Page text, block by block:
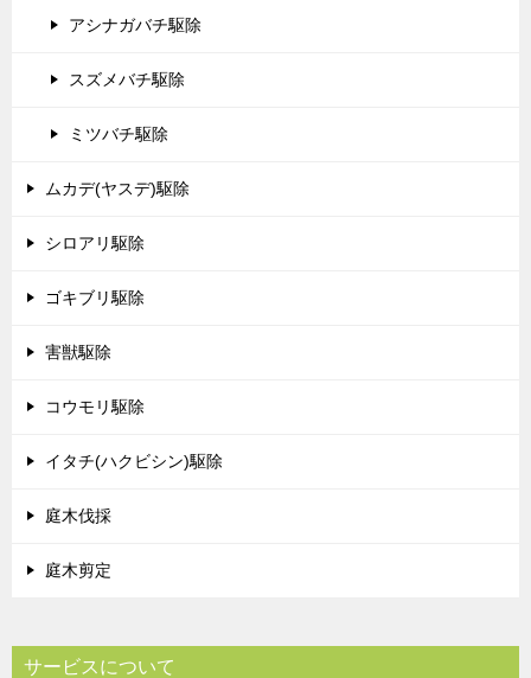
アシナガバチ駆除
スズメバチ駆除
ミツバチ駆除
ムカデ(ヤスデ)駆除
シロアリ駆除
ゴキブリ駆除
害獣駆除
コウモリ駆除
イタチ(ハクビシン)駆除
庭木伐採
庭木剪定
サービスについて